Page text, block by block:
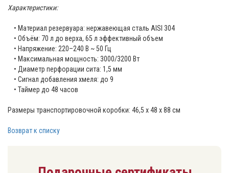
Характеристики:
• Материал резервуара: нержавеющая сталь AISI 304
• Объём: 70 л до верха, 65 л эффективный объем
• Напряжение: 220–240 В ~ 50 Гц
• Максимальная мощность: 3000/3200 Вт
• Диаметр перфорации сита: 1,5 мм
• Сигнал добавления хмеля: до 9
• Таймер до 48 часов
Размеры транспортировочной коробки: 46,5 х 48 х 88 см
Возврат к списку